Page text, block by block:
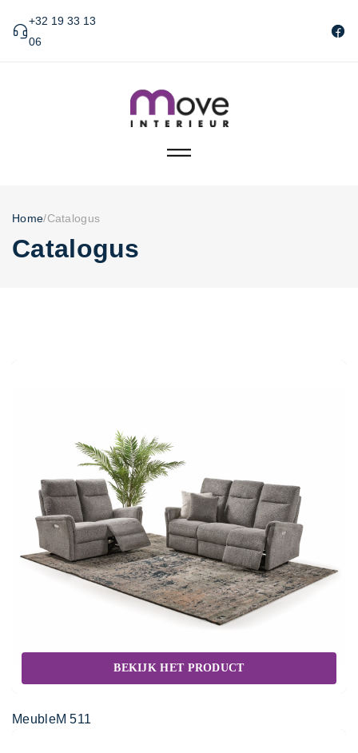
+32 19 33 13
06
Home/Catalogus
Catalogus
BEKIJK HET PRODUCT
MeubleM 511